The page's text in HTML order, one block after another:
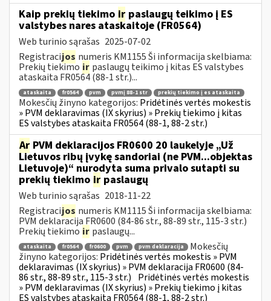
Kaip prekių tiekimo ir paslaugų teikimo į ES
valstybes nares ataskaitoje (FR0564)
Web turinio sąrašas 2025-07-02
Registracijos numeris KM1155 Ši informacija skelbiama:
Prekių tiekimo ir paslaugų teikimo į kitas ES valstybes
ataskaita FR0564 (88-1 str.)...
ataskaita fr0564 pvm pvmį 88-1 str prekių tiekimo į es ataskaita
Mokesčių žinyno kategorijos: Pridėtinės vertės mokestis
» PVM deklaravimas (IX skyrius) » Prekių tiekimo į kitas
ES valstybes ataskaita FR0564 (88-1, 88-2 str.)
Ar PVM deklaracijos FR0600 20 laukelyje „Už
Lietuvos ribų įvykę sandoriai (ne PVM...objektas
Lietuvoje)“ nurodyta suma privalo sutapti su
prekių tiekimo ir paslaugų
Web turinio sąrašas 2018-11-22
Registracijos numeris KM1115 Ši informacija skelbiama:
PVM deklaracija FR0600 (84-86 str., 88-89 str., 115-3 str.)
Prekių tiekimo ir paslaugų...
ataskaita fr0564 fr0600 pvm pvm deklaracija
Mokesčių
žinyno kategorijos: Pridėtinės vertės mokestis » PVM
deklaravimas (IX skyrius) » PVM deklaracija FR0600 (84-
86 str., 88-89 str., 115-3 str.) Pridėtinės vertės mokestis
» PVM deklaravimas (IX skyrius) » Prekių tiekimo į kitas
ES valstybes ataskaita FR0564 (88-1, 88-2 str.)